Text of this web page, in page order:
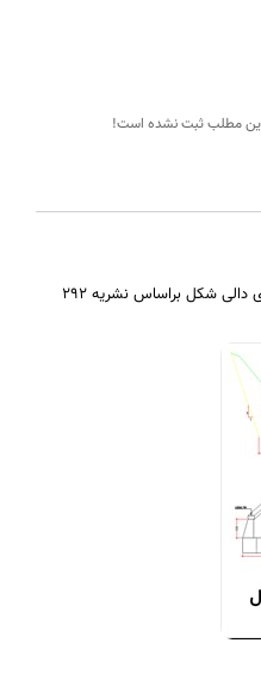
این مطلب ثبت نشده است!
دالی شکل براساس نشریه 292